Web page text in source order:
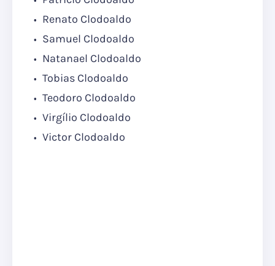
Renato Clodoaldo
Samuel Clodoaldo
Natanael Clodoaldo
Tobias Clodoaldo
Teodoro Clodoaldo
Virgílio Clodoaldo
Victor Clodoaldo